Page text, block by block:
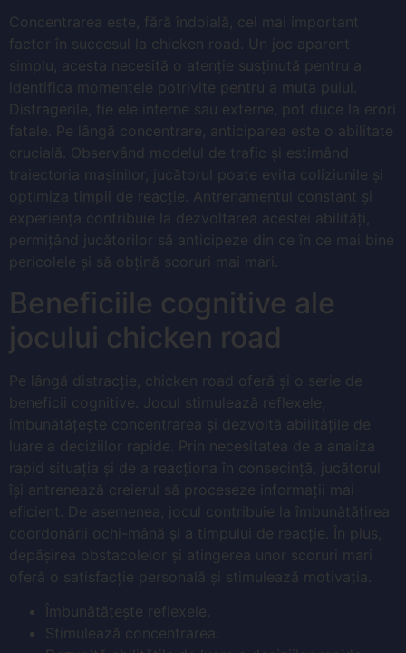
Concentrarea este, fără îndoială, cel mai important
factor în succesul la chicken road. Un joc aparent
simplu, acesta necesită o atenție susținută pentru a
identifica momentele potrivite pentru a muta puiul.
Distragerile, fie ele interne sau externe, pot duce la erori
fatale. Pe lângă concentrare, anticiparea este o abilitate
crucială. Observând modelul de trafic și estimând
traiectoria mașinilor, jucătorul poate evita coliziunile și
optimiza timpii de reacție. Antrenamentul constant și
experiența contribuie la dezvoltarea acestei abilități,
permițând jucătorilor să anticipeze din ce în ce mai bine
pericolele și să obțină scoruri mai mari.
Beneficiile cognitive ale
jocului chicken road
Pe lângă distracție, chicken road oferă și o serie de
beneficii cognitive. Jocul stimulează reflexele,
îmbunătățește concentrarea și dezvoltă abilitățile de
luare a deciziilor rapide. Prin necesitatea de a analiza
rapid situația și de a reacționa în consecință, jucătorul
își antrenează creierul să proceseze informații mai
eficient. De asemenea, jocul contribuie la îmbunătățirea
coordonării ochi-mână și a timpului de reacție. În plus,
depășirea obstacolelor și atingerea unor scoruri mari
oferă o satisfacție personală și stimulează motivația.
Îmbunătățește reflexele.
Stimulează concentrarea.